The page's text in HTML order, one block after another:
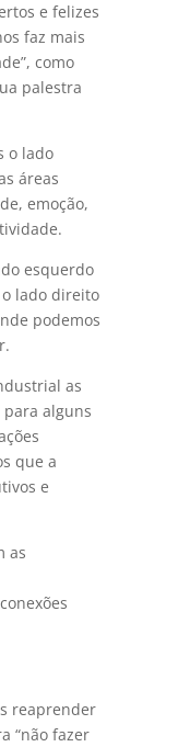
e felizes
faz mais
como
palestra
o lado
áreas
emoção,
esquerdo
lado direito
podemos
as
alguns
que a
e
as
reaprender
“não fazer